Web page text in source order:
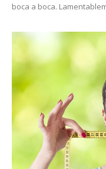
boca a boca.